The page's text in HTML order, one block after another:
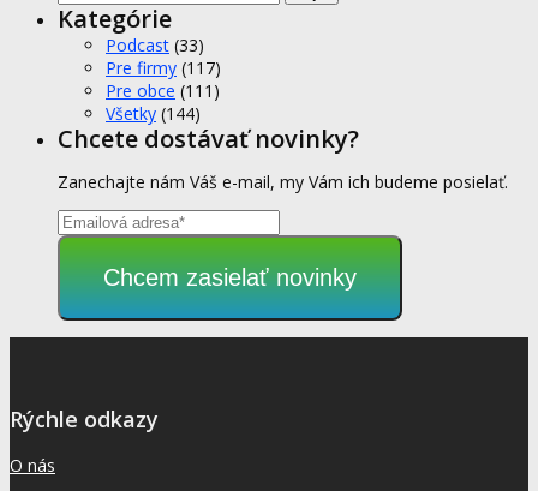
Kategórie
Podcast (33)
Pre firmy (117)
Pre obce (111)
Všetky (144)
Chcete dostávať novinky?
Zanechajte nám Váš e-mail, my Vám ich budeme posielať.
Chcem zasielať novinky
Rýchle odkazy
O nás